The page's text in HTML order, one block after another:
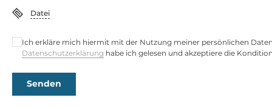
Formfaktor
DDR5
Socket Typ
2xSODIMM
ECC
Datei
Ich erkläre mich hiermit mit der Nutzung meiner persönlichen
Datenschutzerklärung habe ich gelesen und akzeptiere die
Senden